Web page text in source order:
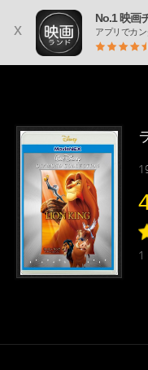
x
No.1 映画
アプリでカ
1